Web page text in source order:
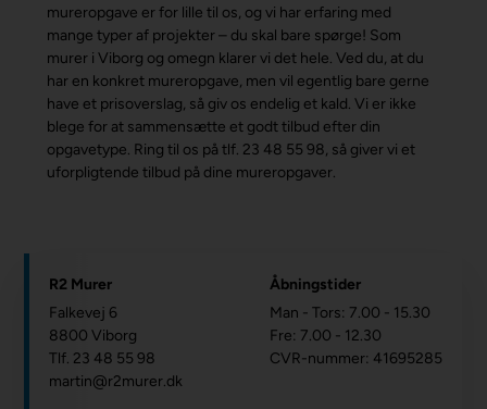
mureropgave er for lille til os, og vi har erfaring med
mange typer af projekter – du skal bare spørge! Som
murer i Viborg og omegn klarer vi det hele. Ved du, at du
har en konkret mureropgave, men vil egentlig bare gerne
have et prisoverslag, så giv os endelig et kald. Vi er ikke
blege for at sammensætte et godt tilbud efter din
opgavetype. Ring til os på tlf. 23 48 55 98, så giver vi et
uforpligtende tilbud på dine mureropgaver.
R2 Murer
Falkevej 6
8800 Viborg
Tlf. 23 48 55 98
martin@r2murer.dk
Åbningstider
Man - Tors: 7.00 - 15.30
Fre: 7.00 - 12.30
CVR-nummer: 41695285